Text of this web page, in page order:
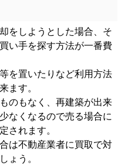
をしようとした場合、そ
い手を探す方法が一番費
を置いたりなど利用方法
ます。
のもなく、再建築が出来
なくなるので売る場合に
されます。
は不動産業者に買取で対
ょう。